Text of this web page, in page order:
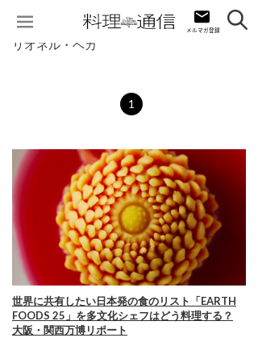
リオネル・ベカ
1
世界に共有したい日本発の食のリスト「EARTH
FOODS 25」を多文化シェフはどう料理する？
大阪・関西万博リポート